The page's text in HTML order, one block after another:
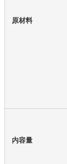
原材料
内容量